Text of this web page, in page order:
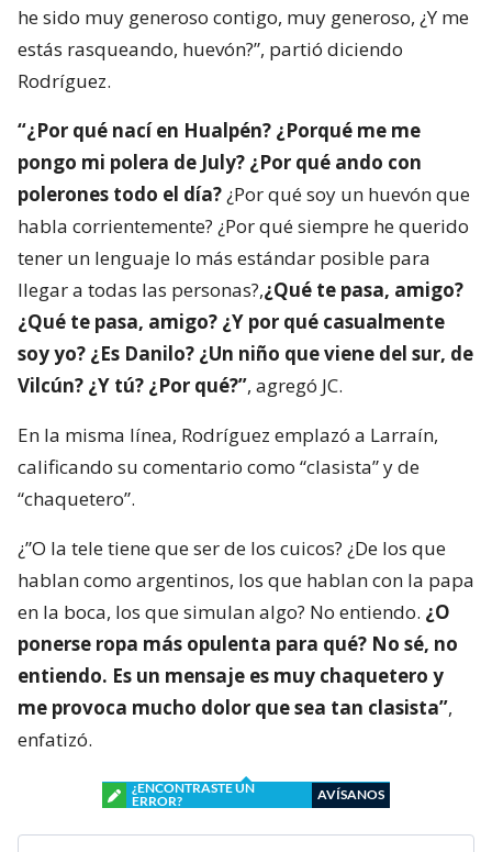
he sido muy generoso contigo, muy generoso, ¿Y me
estás rasqueando, huevón?”, partió diciendo
Rodríguez.
“¿Por qué nací en Hualpén? ¿Porqué me me
pongo mi polera de July? ¿Por qué ando con
polerones todo el día?¿Por qué soy un huevón que
habla corrientemente? ¿Por qué siempre he querido
tener un lenguaje lo más estándar posible para
llegar a todas las personas?,¿Qué te pasa, amigo?
¿Qué te pasa, amigo? ¿Y por qué casualmente
soy yo? ¿Es Danilo? ¿Un niño que viene del sur, de
Vilcún? ¿Y tú? ¿Por qué?”, agregó JC.
En la misma línea, Rodríguez emplazó a Larraín,
calificando su comentario como “clasista” y de
“chaquetero”.
¿”O la tele tiene que ser de los cuicos? ¿De los que
hablan como argentinos, los que hablan con la papa
en la boca, los que simulan algo? No entiendo. ¿O
ponerse ropa más opulenta para qué? No sé, no
entiendo. Es un mensaje es muy chaquetero y
me provoca mucho dolor que sea tan clasista”,
enfatizó.
¿ENCONTRASTE UN
ERROR?
AVÍSANOS